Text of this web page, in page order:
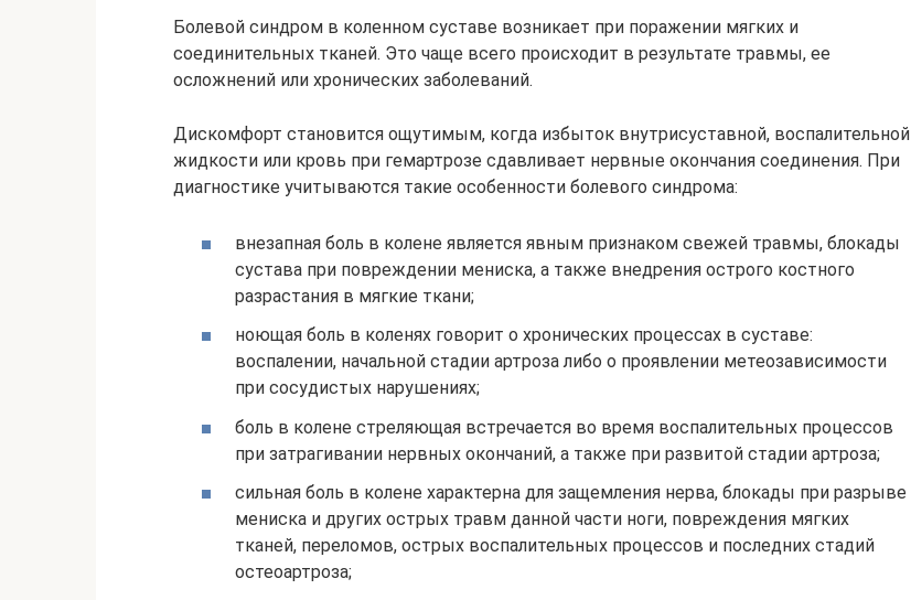
Болевой синдром в коленном суставе возникает при поражении мягких и
соединительных тканей. Это чаще всего происходит в результате травмы, ее
осложнений или хронических заболеваний.
Дискомфорт становится ощутимым, когда избыток внутрисуставной, воспалительной
жидкости или кровь при гемартрозе сдавливает нервные окончания соединения. При
диагностике учитываются такие особенности болевого синдрома:
внезапная боль в колене является явным признаком свежей травмы, блокады
сустава при повреждении мениска, а также внедрения острого костного
разрастания в мягкие ткани;
ноющая боль в коленях говорит о хронических процессах в суставе:
воспалении, начальной стадии артроза либо о проявлении метеозависимости
при сосудистых нарушениях;
боль в колене стреляющая встречается во время воспалительных процессов
при затрагивании нервных окончаний, а также при развитой стадии артроза;
сильная боль в колене характерна для защемления нерва, блокады при разрыве
мениска и других острых травм данной части ноги, повреждения мягких
тканей, переломов, острых воспалительных процессов и последних стадий
остеоартроза;